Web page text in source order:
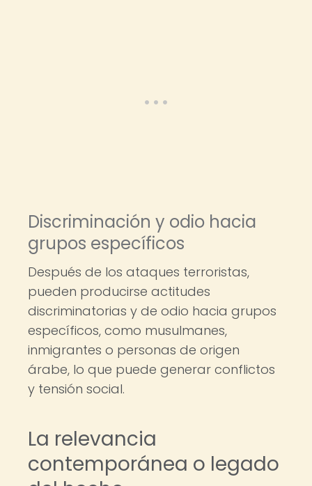
Discriminación y odio hacia
grupos específicos
Después de los ataques terroristas,
pueden producirse actitudes
discriminatorias y de odio hacia grupos
específicos, como musulmanes,
inmigrantes o personas de origen
árabe, lo que puede generar conflictos
y tensión social.
La relevancia
contemporánea o legado